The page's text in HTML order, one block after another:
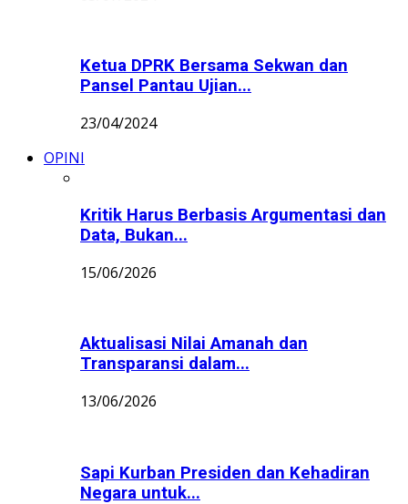
Ketua DPRK Bersama Sekwan dan
Pansel Pantau Ujian...
23/04/2024
OPINI
Kritik Harus Berbasis Argumentasi dan
Data, Bukan...
15/06/2026
Aktualisasi Nilai Amanah dan
Transparansi dalam...
13/06/2026
Sapi Kurban Presiden dan Kehadiran
Negara untuk...